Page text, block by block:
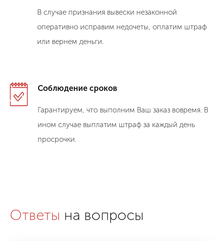
В случае признания вывески незаконной
оперативно исправим недочеты, оплатим штраф
или вернем деньги.
Соблюдение сроков
Гарантируем, что выполним Ваш заказ вовремя. В
ином случае выплатим штраф за каждый день
просрочки.
Ответы на вопросы